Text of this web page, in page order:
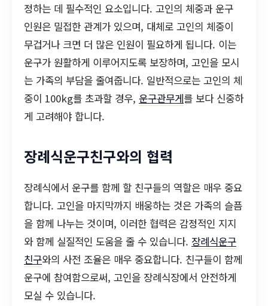
정하는 데 필수적인 요소입니다. 고인의 체중과 운구
인원은 밀접한 관계가 있으며, 대체로 고인의 체중이
무겁거나 크면 더 많은 인원이 필요하게 됩니다. 이는
운구가 원활하게 이루어지도록 보장하며, 고인을 모시
는 가족의 부담을 줄여줍니다. 일반적으로는 고인의 체
중이 100kg를 초과할 경우, 운구관무게를 보다 신중하
게 고려해야 합니다.
장례식운구친구와의 협력
장례식에서 운구를 함께 할 친구들의 역할은 매우 중요
합니다. 고인을 마지막까지 배웅하는 것은 가족의 슬픔
을 함께 나누는 것이며, 이러한 협력은 감정적인 지지
와 함께 실질적인 도움을 줄 수 있습니다. 장례식운구
친구와의 사전 조율은 매우 중요합니다. 친구들이 함께
운구에 참여함으로써, 고인을 장례식장에서 안전하게
모실 수 있습니다.